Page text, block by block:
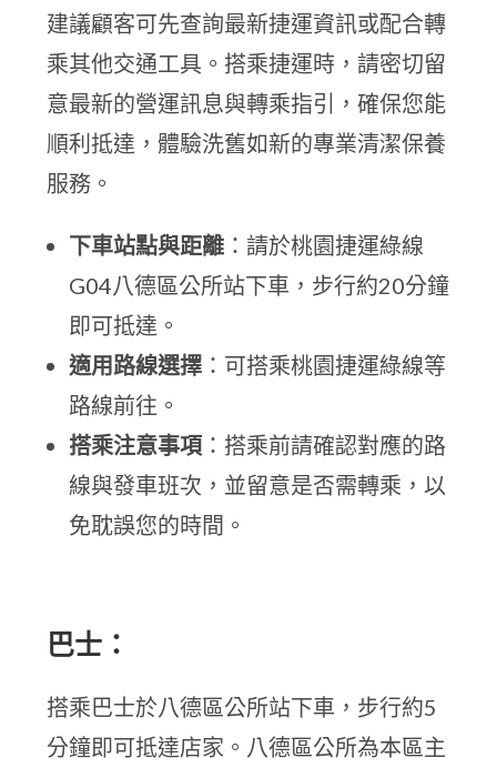
建議顧客可先查詢最新捷運資訊或配合轉
乘其他交通工具。搭乘捷運時，請密切留
意最新的營運訊息與轉乘指引，確保您能
順利抵達，體驗洗舊如新的專業清潔保養
服務。
下車站點與距離 ：請於桃園捷運綠線
G04八德區公所站下車，步行約20分鐘
即可抵達。
適用路線選擇 ：可搭乘桃園捷運綠線等
路線前往。
搭乘注意事項 ：搭乘前請確認對應的路
線與發車班次，並留意是否需轉乘，以
免耽誤您的時間。
巴士：
搭乘巴士於八德區公所站下車，步行約5
分鐘即可抵達店家。八德區公所為本區主